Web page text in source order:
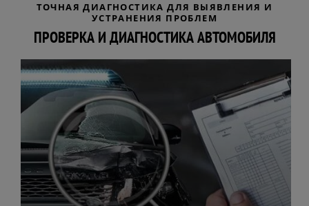
ТОЧНАЯ ДИАГНОСТИКА ДЛЯ ВЫЯВЛЕНИЯ И
УСТРАНЕНИЯ ПРОБЛЕМ
ПРОВЕРКА И ДИАГНОСТИКА АВТОМОБИЛЯ